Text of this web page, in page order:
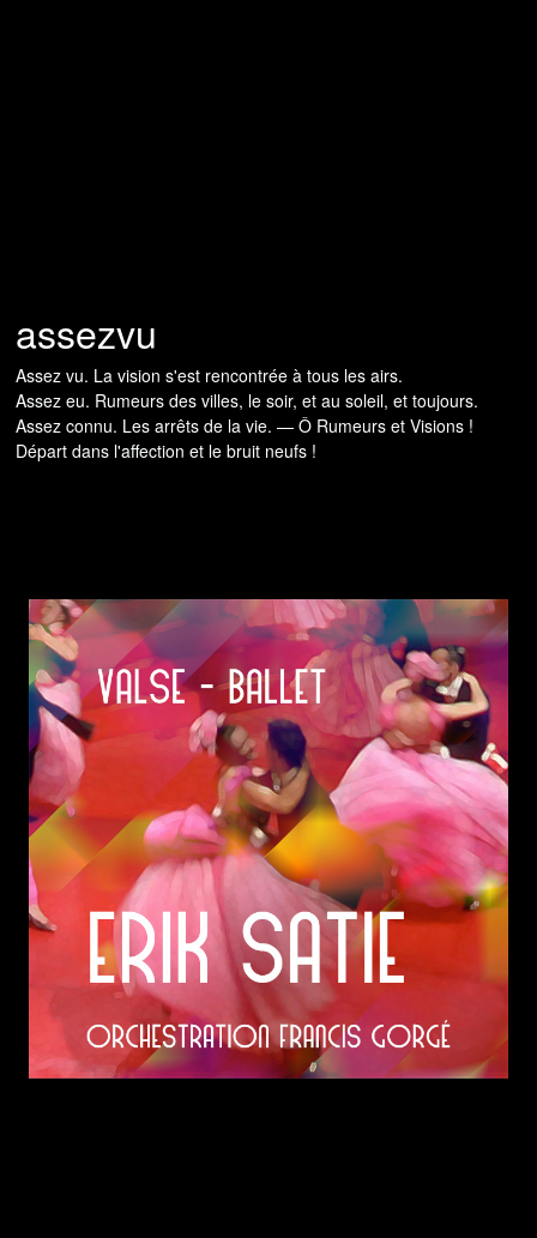
assezvu
Assez vu. La vision s'est rencontrée à tous les airs.
Assez eu. Rumeurs des villes, le soir, et au soleil, et toujours.
Assez connu. Les arrêts de la vie. — Ô Rumeurs et Visions !
Départ dans l'affection et le bruit neufs !